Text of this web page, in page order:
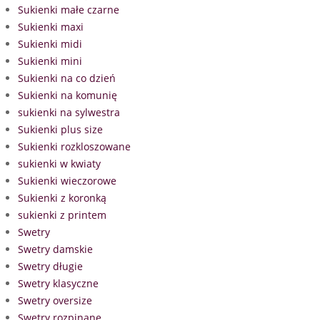
Sukienki małe czarne
Sukienki maxi
Sukienki midi
Sukienki mini
Sukienki na co dzień
Sukienki na komunię
sukienki na sylwestra
Sukienki plus size
Sukienki rozkloszowane
sukienki w kwiaty
Sukienki wieczorowe
Sukienki z koronką
sukienki z printem
Swetry
Swetry damskie
Swetry długie
Swetry klasyczne
Swetry oversize
Swetry rozpinane